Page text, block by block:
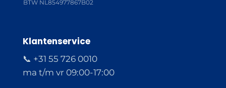
BTW NL854977867B02
Klantenservice
📞 +31 55 726 0010
ma t/m vr 09:00-17:00